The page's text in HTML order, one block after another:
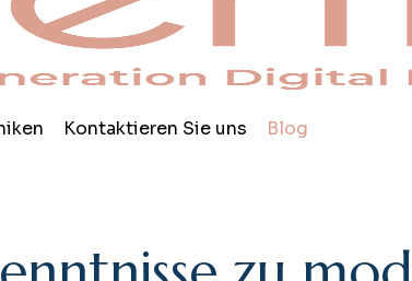
Kontaktieren Sie uns Blog